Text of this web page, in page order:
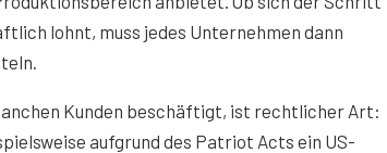
lohnt, muss jedes Unternehmen dann
Kunden beschäftigt, ist rechtlicher Art:
aufgrund des Patriot Acts ein US-